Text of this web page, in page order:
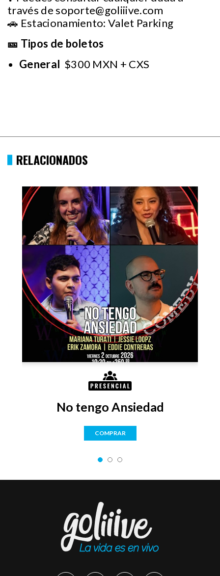
través desoporte@goliiive.com
🚗 Estacionamiento: Valet Parking
🎫 Tipos de boletos
General $300 MXN + CXS
RELACIONADOS
No tengo Ansiedad
COMPRAR